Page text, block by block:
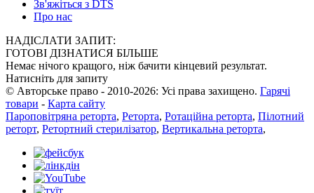
Зв'яжіться з DTS
Про нас
НАДІСЛАТИ ЗАПИТ:
ГОТОВІ ДІЗНАТИСЯ БІЛЬШЕ
Немає нічого кращого, ніж бачити кінцевий результат.
Натисніть для запиту
© Авторське право - 2010-2026: Усі права захищено. Гарячі
товари - Карта сайту
Пароповітряна реторта, Реторта, Ротаційна реторта, Пілотний
реторт, Ретортний стерилізатор, Вертикальна реторта,